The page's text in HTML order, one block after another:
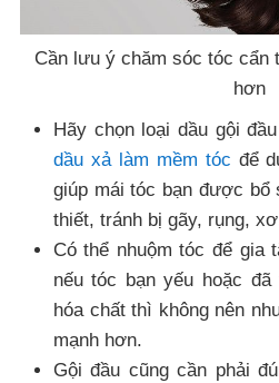
Cần lưu ý chăm sóc tóc cẩn
hơn
Hãy chọn loại dầu gội
dầu xả làm mềm tóc để
giúp mái tóc bạn được bổ
thiết, tránh bị gãy, rụng,
Có thể nhuộm tóc để gia
nếu tóc bạn yếu hoặc
hóa chất thì không nên
mạnh hơn.
Gội đầu cũng cần phải